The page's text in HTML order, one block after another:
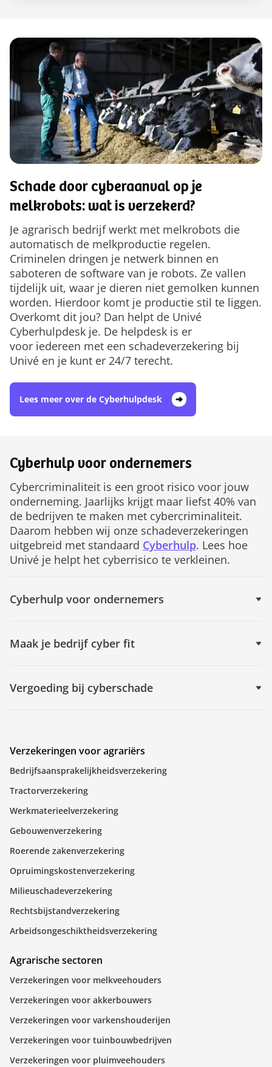
Schade door cyberaanval op je
melkrobots: wat is verzekerd?
Je agrarisch bedrijf werkt met melkrobots die
automatisch de melkproductie regelen.
Criminelen dringen je netwerk binnen en
saboteren de software van je robots. Ze vallen
tijdelijk uit, waar je dieren niet gemolken kunnen
worden. Hierdoor komt je productie stil te liggen.
Overkomt dit jou? Dan helpt de Univé
Cyberhulpdesk je. De helpdesk is er
voor iedereen met een schadeverzekering bij
Univé en je kunt er 24/7 terecht.
Lees meer over de Cyberhulpdesk
Cyberhulp voor ondernemers
Cybercriminaliteit is een groot risico voor jouw
onderneming. Jaarlijks krijgt maar liefst 40% van
de bedrijven te maken met cybercriminaliteit.
Daarom hebben wij onze schadeverzekeringen
uitgebreid met standaard Cyberhulp. Lees hoe
Univé je helpt het cyberrisico te verkleinen.
Cyberhulp voor ondernemers
Maak je bedrijf cyber fit
Vergoeding bij cyberschade
Verzekeringen voor agrariërs
Bedrijfsaansprakelijkheidsverzekering
Tractorverzekering
Werkmaterieelverzekering
Gebouwenverzekering
Roerende zakenverzekering
Opruimingskostenverzekering
Milieuschadeverzekering
Rechtsbijstandverzekering
Arbeidsongeschiktheidsverzekering
Agrarische sectoren
Verzekeringen voor melkveehouders
Verzekeringen voor akkerbouwers
Verzekeringen voor varkenshouderijen
Verzekeringen voor tuinbouwbedrijven
Verzekeringen voor pluimveehouders